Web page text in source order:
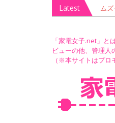
Latest
ム
こ
（
「家電女子.net」と
ビューの他、管理人
（※本サイトはプロ